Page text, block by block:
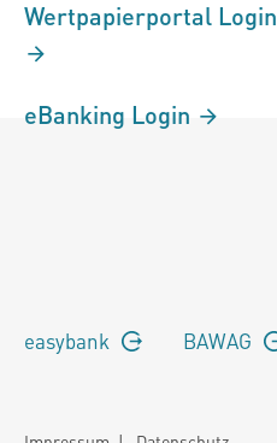
Wertpapierportal Login
eBanking Login
easybank BAWAG